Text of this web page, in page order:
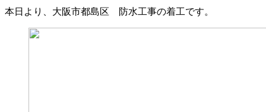
本日より、大阪市都島区 防水工事の着工です。